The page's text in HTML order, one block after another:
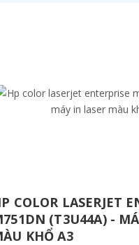
COLOR LASERJET
(T3U44A) -
KHỔ A3